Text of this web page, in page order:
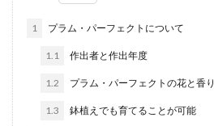
1 プラム・パーフェクトについて
1.1 作出者と作出年度
1.2 プラム・パーフェクトの花と香り
1.3 鉢植えでも育てることが可能